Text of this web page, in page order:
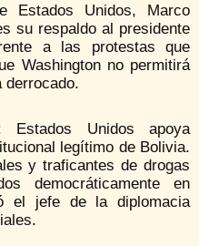
Estados Unidos, Marco
su respaldo al presidente
a las protestas que
Washington no permitirá
derrocado.
Estados Unidos apoya
legítimo de Bolivia.
y traficantes de drogas
democráticamente en
el jefe de la diplomacia